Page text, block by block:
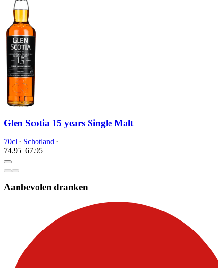
Glen Scotia 15 years Single Malt
70cl · Schotland ·
74.95 67.95
Aanbevolen dranken